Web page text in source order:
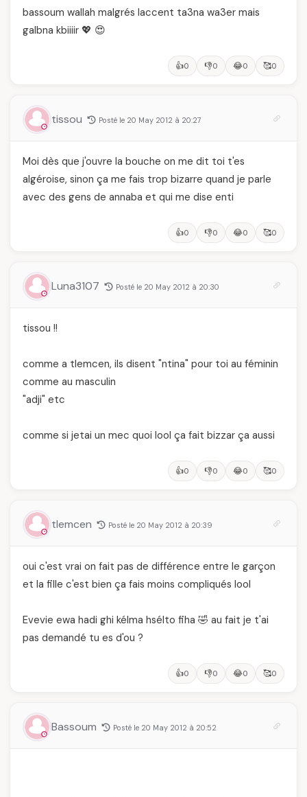
bassoum wallah malgrés laccent ta3na wa3er mais
galbna kbiiiir 💖 😍
👍0 👎0 😂0 🥰0
tissou Posté le 20 May 2012 à 20:27
Moi dès que j'ouvre la bouche on me dit toi t'es
algéroise, sinon ça me fais trop bizarre quand je parle
avec des gens de annaba et qui me dise enti
👍0 👎0 😂0 🥰0
Luna3107 Posté le 20 May 2012 à 20:30
tissou !!
comme a tlemcen, ils disent "ntina" pour toi au féminin
comme au masculin
"adji" etc
comme si jetai un mec quoi lool ça fait bizzar ça aussi
👍0 👎0 😂0 🥰0
tlemcen Posté le 20 May 2012 à 20:39
oui c'est vrai on fait pas de différence entre le garçon
et la fille c'est bien ça fais moins compliqués lool
Evevie ewa hadi ghi kélma hsélto fiha 🤣 au fait je t'ai
pas demandé tu es d'ou ?
👍0 👎0 😂0 🥰0
Bassoum Posté le 20 May 2012 à 20:52